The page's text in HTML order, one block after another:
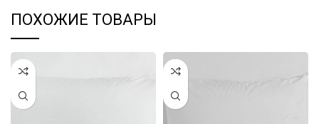
ПОХОЖИЕ ТОВАРЫ